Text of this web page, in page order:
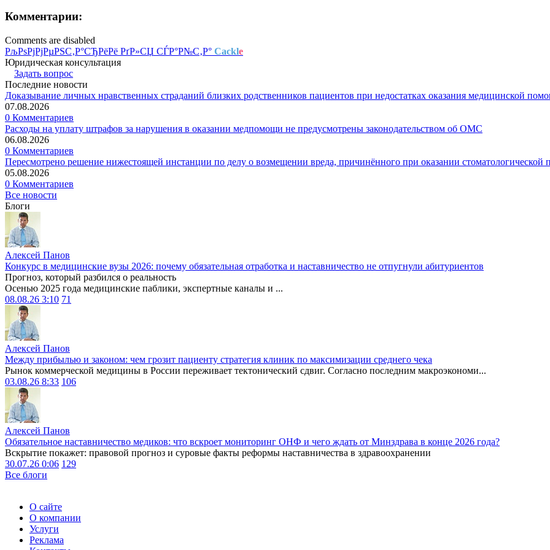
Комментарии:
Comments are disabled
РљРѕРјРјРµРЅС‚Р°СЂРёРё РґР»СЏ СЃР°Р№С‚Р° Cackle
Юридическая консультация
Задать вопрос
Последние новости
Доказывание личных нравственных страданий близких родственников пациентов при недостатках оказания медицинской
07.08.2026
0 Комментариев
Расходы на уплату штрафов за нарушения в оказании медпомощи не предусмотрены законодательством об ОМС
06.08.2026
0 Комментариев
Пересмотрено решение нижестоящей инстанции по делу о возмещении вреда, причинённого при оказании стоматологической
05.08.2026
0 Комментариев
Все новости
Блоги
Алексей Панов
Конкурс в медицинские вузы 2026: почему обязательная отработка и наставничество не отпугнули абитуриентов
Прогноз, который разбился о реальность
Осенью 2025 года медицинские паблики, экспертные каналы и ...
08.08.26 3:10 71
Алексей Панов
Между прибылью и законом: чем грозит пациенту стратегия клиник по максимизации среднего чека
Рынок коммерческой медицины в России переживает тектонический сдвиг. Согласно последним макроэкономи...
03.08.26 8:33 106
Алексей Панов
Обязательное наставничество медиков: что вскроет мониторинг ОНФ и чего ждать от Минздрава в конце 2026 года?
Вскрытие покажет: правовой прогноз и суровые факты реформы наставничества в здравоохранении
30.07.26 0:06 129
Все блоги
О сайте
О компании
Услуги
Реклама